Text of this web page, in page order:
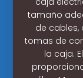
tamaño
de cables,
tomas de
la caja.